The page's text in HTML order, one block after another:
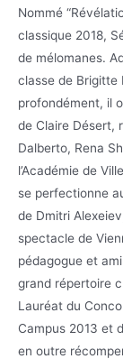
Nommé
classique 2018,
de mélomanes.
classe de Brigitte
profondément, il
de Claire Désert,
Dalberto, Rena
l’Académie de
se perfectionne
de Dmitri
spectacle de
pédagogue et
grand répertoire
Lauréat du
Campus 2013 et
en outre